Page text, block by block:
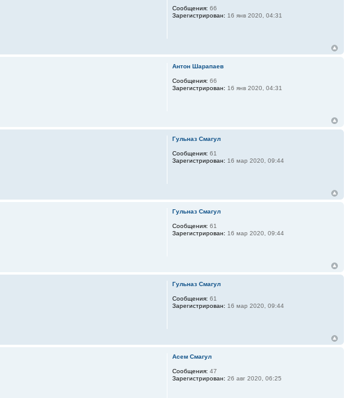
Сообщения: 66
Зарегистрирован: 16 янв 2020, 04:31
Антон Шарапаев
Сообщения: 66
Зарегистрирован: 16 янв 2020, 04:31
Гульназ Смагул
Сообщения: 61
Зарегистрирован: 16 мар 2020, 09:44
Гульназ Смагул
Сообщения: 61
Зарегистрирован: 16 мар 2020, 09:44
Гульназ Смагул
Сообщения: 61
Зарегистрирован: 16 мар 2020, 09:44
Асем Смагул
Сообщения: 47
Зарегистрирован: 26 авг 2020, 06:25